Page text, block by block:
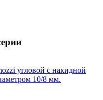
угловой с накидной
10/8 мм.